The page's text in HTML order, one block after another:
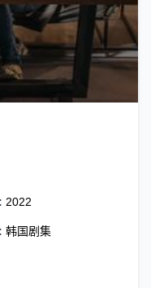
2022
韩国剧集